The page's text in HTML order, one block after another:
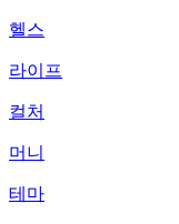
헬스
라이프
컬처
머니
테마